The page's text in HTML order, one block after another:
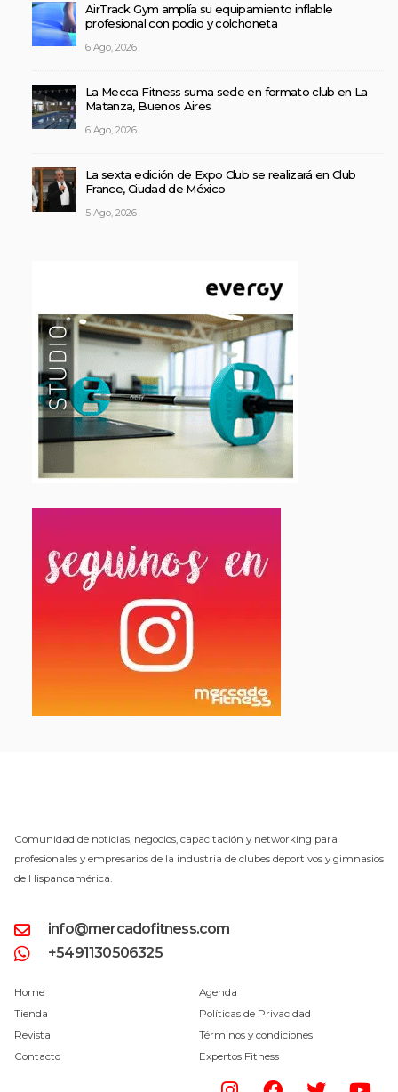
AirTrack Gym amplía su equipamiento inflable
profesional con podio y colchoneta
6 Ago, 2026
La Mecca Fitness suma sede en formato club en La
Matanza, Buenos Aires
6 Ago, 2026
La sexta edición de Expo Club se realizará en Club
France, Ciudad de México
5 Ago, 2026
Comunidad de noticias, negocios, capacitación y networking para
profesionales y empresarios de la industria de clubes deportivos y gimnasios
de Hispanoamérica.
info@mercadofitness.com
+5491130506325
Home
Tienda
Revista
Contacto
Agenda
Políticas de Privacidad
Términos y condiciones
Expertos Fitness